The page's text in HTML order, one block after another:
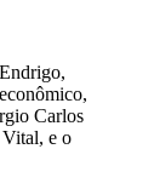
Carlos
Vital, e o